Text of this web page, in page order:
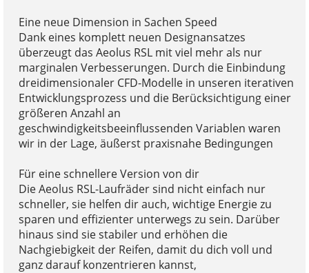
Eine neue Dimension in Sachen Speed
Dank eines komplett neuen Designansatzes
überzeugt das Aeolus RSL mit viel mehr als nur
marginalen Verbesserungen. Durch die Einbindung
dreidimensionaler CFD-Modelle in unseren iterativen
Entwicklungsprozess und die Berücksichtigung einer
größeren Anzahl an
geschwindigkeitsbeeinflussenden Variablen waren
wir in der Lage, äußerst praxisnahe Bedingungen
Für eine schnellere Version von dir
Die Aeolus RSL-Laufräder sind nicht einfach nur
schneller, sie helfen dir auch, wichtige Energie zu
sparen und effizienter unterwegs zu sein. Darüber
hinaus sind sie stabiler und erhöhen die
Nachgiebigkeit der Reifen, damit du dich voll und
ganz darauf konzentrieren kannst,